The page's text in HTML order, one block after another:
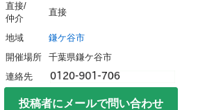
直接/
仲介
直接
地域
鎌ケ谷市
開催場所
千葉県鎌ケ谷市
連絡先
投稿者にメールで問い合わせ